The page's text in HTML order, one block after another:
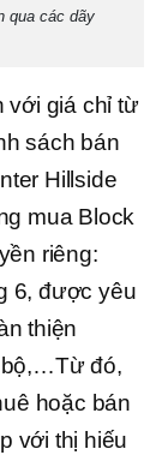
qua các dãy
với giá chỉ từ
sách bán
Hillside
mua Block
riêng:
6, được yêu
thiện
bộ,…Từ đó,
hoặc bán
với thị hiếu